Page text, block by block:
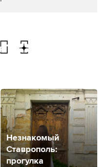
Незнакомый
Ставрополь:
прогулка